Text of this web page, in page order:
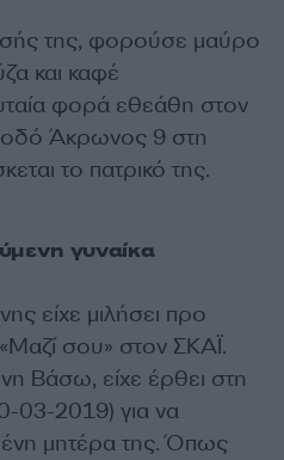
της, φορούσε μαύρο
και καφέ
φορά εθεάθη στον
Άκρωνος 9 στη
το πατρικό της.
γυναίκα
είχε μιλήσει προ
σου» στον ΣΚΑΪ.
Βάσω, είχε έρθει στη
03-2019) για να
μητέρα της. Όπως